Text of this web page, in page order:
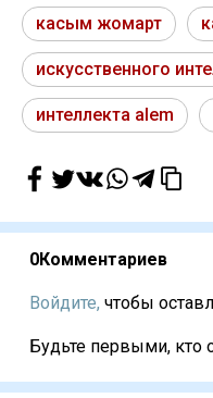
касым жомарт
искусственного
интеллекта alem
0Комментариев
Войдите, чтобы
Будьте первыми, кто